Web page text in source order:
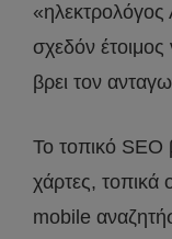
σχεδόν
βρει τον
Το τοπικό SEO
χάρτες, τοπικά
mobile